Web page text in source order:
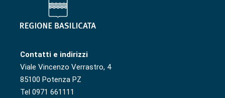
Contatti e indirizzi
Viale Vincenzo Verrastro, 4
85100 Potenza PZ
Tel 0971 661111